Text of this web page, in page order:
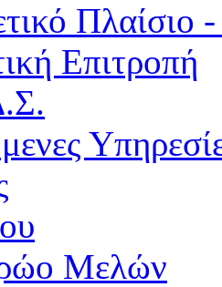
Πλαίσιο
Επιτροπή
Μελών